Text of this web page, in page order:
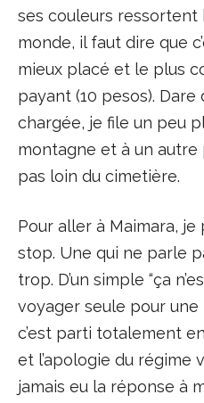
ses couleurs ressortent
monde, il faut dire que
mieux placé et le plus
payant (10 pesos).
chargée, je file un peu
montagne et à un autre
pas loin du cimetière.
Pour aller à Maimara,
stop. Une qui ne parle
trop. D’un simple “ça
voyager seule pour une
c’est parti totalement
et l’apologie du régime
jamais eu la réponse à